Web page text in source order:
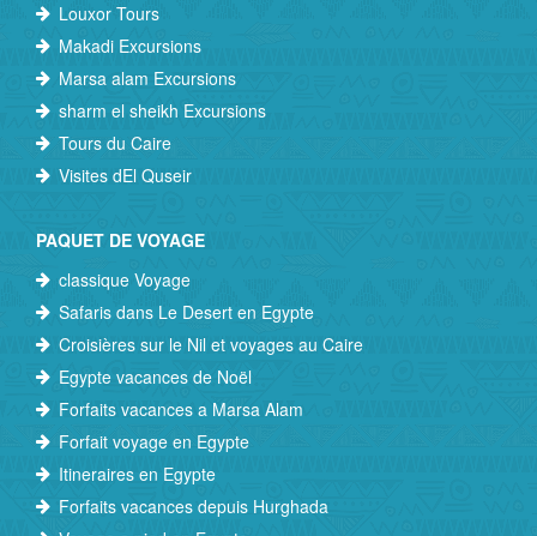
Louxor Tours
Makadi Excursions
Marsa alam Excursions
sharm el sheikh Excursions
Tours du Caire
Visites dEl Quseir
PAQUET DE VOYAGE
classique Voyage
Safaris dans Le Desert en Egypte
Croisières sur le Nil et voyages au Caire
Egypte vacances de Noël
Forfaits vacances a Marsa Alam
Forfait voyage en Egypte
Itineraires en Egypte
Forfaits vacances depuis Hurghada